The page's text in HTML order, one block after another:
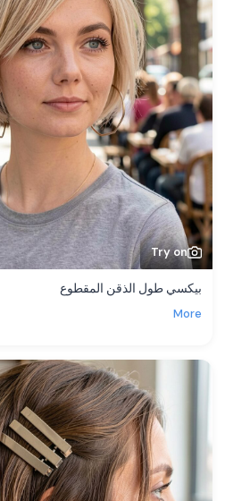
Try on
بيكسي طول الذقن المقطوع
More